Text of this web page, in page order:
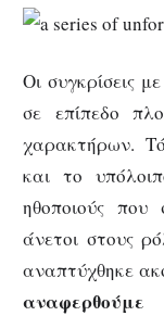
Οι συγκρίσεις
σε επίπεδο
χαρακτήρων.
και το
ηθοποιούς
άνετοι στους
αναπτύχθηκε